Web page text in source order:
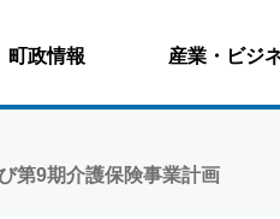
町政情報 産業・ビジ
第9期介護保険事業計画